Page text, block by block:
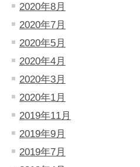
2020年8月
2020年7月
2020年5月
2020年4月
2020年3月
2020年1月
2019年11月
2019年9月
2019年7月